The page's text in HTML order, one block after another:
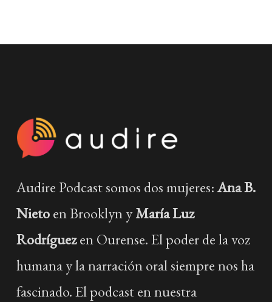
Audire Podcast somos dos mujeres:Ana B.
Nietoen Brooklyn yMaría Luz
Rodríguezen Ourense. El poder de la voz
humana y la narración oral siempre nos ha
fascinado. El podcast en nuestra